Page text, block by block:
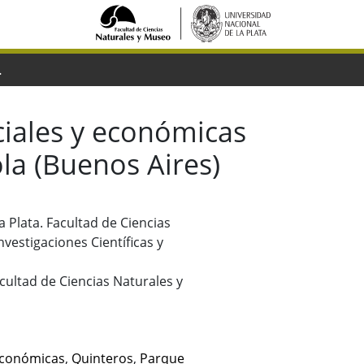
(Buenos Aires)
y económicas
(Buenos Aires)
Facultad de Ciencias
Científicas y
de Ciencias Naturales y
, Quinteros, Parque